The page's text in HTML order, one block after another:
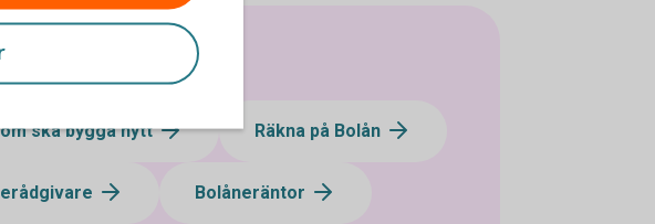
ska bygga nytt Räkna på Bolån
Bolåneräntor